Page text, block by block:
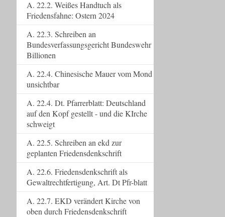
A. 22.2. Weißes Handtuch als
Friedensfahne: Ostern 2024
A. 22.3. Schreiben an
Bundesverfassungsgericht Bundeswehr
Billionen
A. 22.4. Chinesische Mauer vom Mond
unsichtbar
A. 22.4. Dt. Pfarrerblatt: Deutschland
auf den Kopf gestellt - und die KIrche
schweigt
A. 22.5. Schreiben an ekd zur
geplanten Friedensdenkschrift
A. 22.6. Friedensdenkschrift als
Gewaltrechtfertigung, Art. Dt Pfr-blatt
A. 22.7. EKD verändert Kirche von
oben durch Friedensdenkschrift